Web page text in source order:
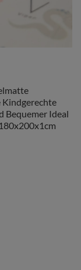
Bequemer Ideal